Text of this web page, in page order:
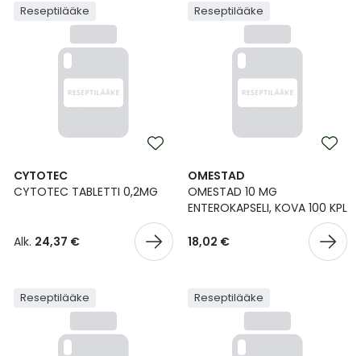
Reseptilääke
CYTOTEC
CYTOTEC TABLETTI 0,2MG
Alk. 24,37 €
Reseptilääke
OMESTAD
OMESTAD 10 MG
ENTEROKAPSELI, KOVA 100 KPL
18,02 €
Reseptilääke Reseptilääke